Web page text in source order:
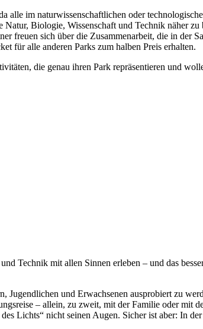
alle im naturwissenschaftlichen oder
Biologie, Wissenschaft und Technik näher
freuen sich über die Zusammenarbeit, die in der
für alle anderen Parks zum halben Preis erhalten.
die genau ihren Park repräsentieren und
Technik mit allen Sinnen erleben – und das
und Erwachsenen ausprobiert zu
– allein, zu zweit, mit der Familie oder mit
Lichts“ nicht seinen Augen. Sicher ist aber: In der